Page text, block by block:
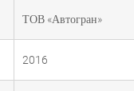
ТОВ «Автогран»
2016